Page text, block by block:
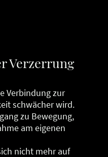
Verzerrung
Verbindung zur
schwächer wird.
zu Bewegung,
am eigenen
nicht mehr auf